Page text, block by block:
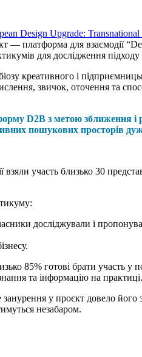
Design Upgrade:
— платформа для взаємодії
для дослідження
креативного і
звичок, оточення та
D2B з метою зближення і
пошукових просторів
взяли участь близько 30
досліджували і
85% готові брати участь
та інформацію на практиці.
у проєкт довело його
незабаром.